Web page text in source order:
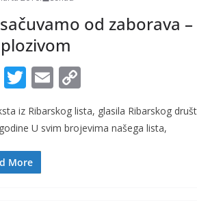
od zaborava
F
o
T
w
itt
er
E
m
ai p
y
iz Ribarskog lista, glasila Ribarskog
U svim brojevima našega lista,
More